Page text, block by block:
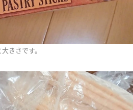
きさです。